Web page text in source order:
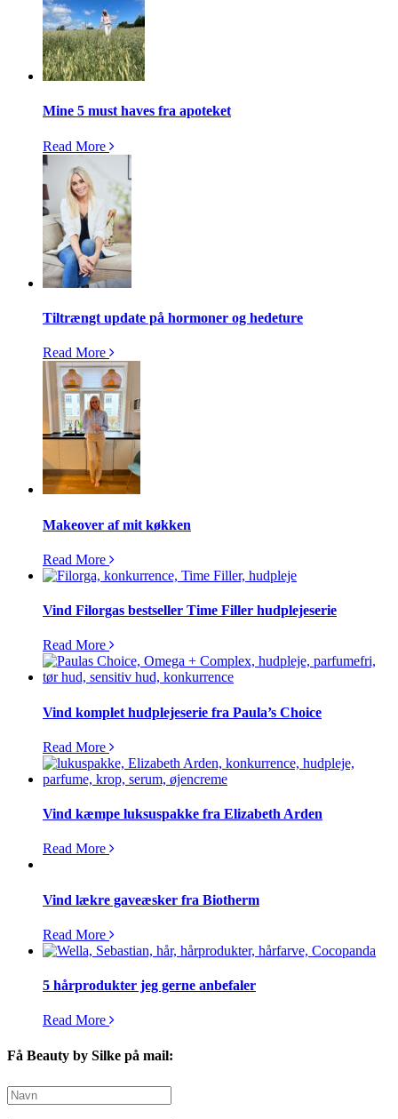
Mine 5 must haves fra apoteket
Read More
Tiltrængt update på hormoner og hedeture
Read More
Makeover af mit køkken
Read More
Vind Filorgas bestseller Time Filler hudplejeserie
Read More
Vind komplet hudplejeserie fra Paula’s Choice
Read More
Vind kæmpe luksuspakke fra Elizabeth Arden
Read More
Vind lækre gaveæsker fra Biotherm
Read More
5 hårprodukter jeg gerne anbefaler
Read More
Få Beauty by Silke på mail: